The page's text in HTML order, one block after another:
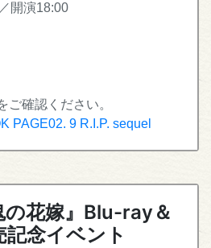
開演18:00
ご確認ください。
PAGE02. 9 R.I.P. sequel
花嫁』Blu-ray＆
記念イベント